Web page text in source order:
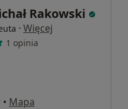
Rakowski
· Więcej
1 opinia
• Mapa